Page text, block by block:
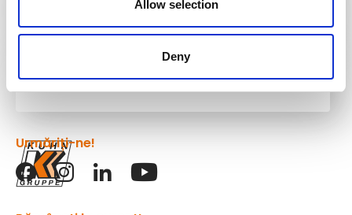
Allow selection
Deny
Macarale și sisteme de manipulare
Kuhn
Urmăriți-ne!